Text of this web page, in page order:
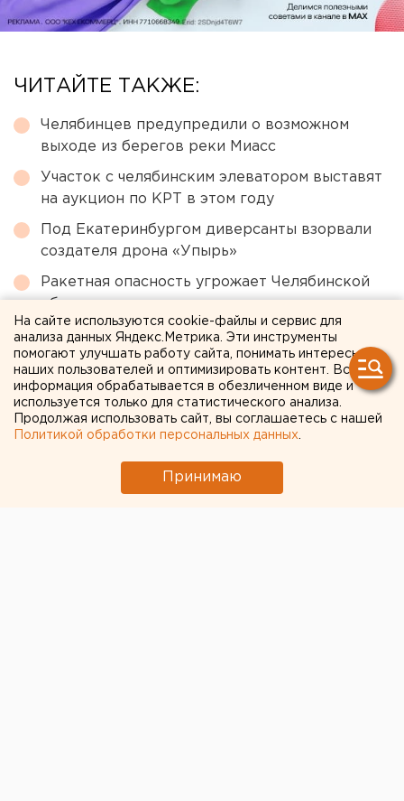
ЧИТАЙТЕ ТАКЖЕ:
Челябинцев предупредили о возможном
выходе из берегов реки Миасс
Участок с челябинским элеватором выставят
на аукцион по КРТ в этом году
Под Екатеринбургом диверсанты взорвали
создателя дрона «Упырь»
Ракетная опасность угрожает Челябинской
области
Численность человечества предложили
постепенно сократить ради планеты
← НОВОСТИ
Александр Лукманов
На сайте используются cookie-файлы и сервис для
анализа данных Яндекс.Метрика. Эти инструменты
помогают улучшать работу сайта, понимать интересы
наших пользователей и оптимизировать контент. Вся
информация обрабатывается в обезличенном виде и
используется только для статистического анализа.
Продолжая использовать сайт, вы соглашаетесь с нашей
Политикой обработки персональных данных
Принимаю